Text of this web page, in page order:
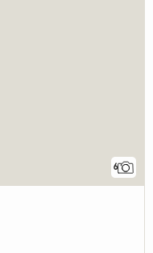
6